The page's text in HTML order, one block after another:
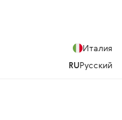
Италия
RUРусский